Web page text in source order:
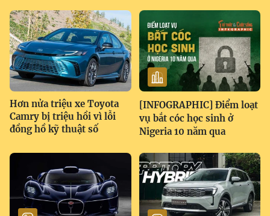
Hơn nửa triệu xe Toyota
Camry bị triệu hồi vì lỗi
đồng hồ kỹ thuật số
[INFOGRAPHIC] Điểm loạt
vụ bắt cóc học sinh ở
Nigeria 10 năm qua